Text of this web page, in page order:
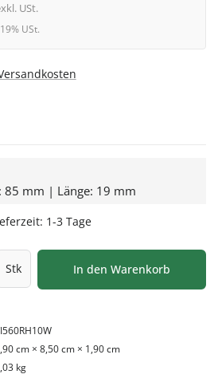
USt.
USt.
mm | Länge: 19 mm
1-3 Tage
Gib den gewünschten
Stk In den Warenkorb
cm × 8,50 cm × 1,90 cm
kg